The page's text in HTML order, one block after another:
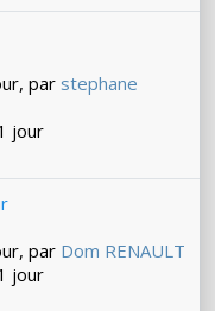
par stephane
jour
par Dom RENAULT
jour